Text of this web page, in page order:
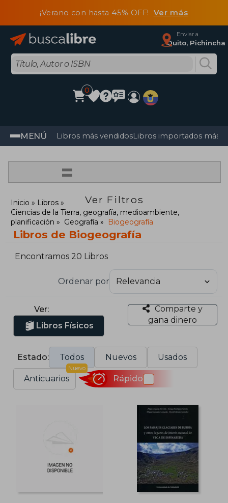
¡Verano con hasta 45% OFF! Ver más
Enviar a
Quito, Pichincha
0
MENÚ Libros más vendidosLibros importados más
=
Ver Filtros
Inicio
Libros
Ciencias de la Tierra, geografía, medioambiente,
planificación
Geografía Biogeografía
Libros de Biogeografía
Encontramos 20 Libros
Ordenar por
Ver:
Libros Físicos
Comparte y
gana dinero
Estado: Todos Nuevos Usados
Anticuarios
Nuevo
Rápido